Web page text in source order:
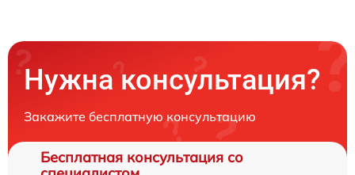
Нужна консультация?
Закажите бесплатную консультацию
Бесплатная консультация со